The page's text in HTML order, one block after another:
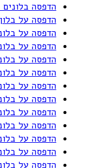
הדפסה בלונים
הדפסה על
הדפסה על
הדפסה על
הדפסה על
הדפסה על
הדפסה על
הדפסה על
הדפסה על
הדפסה על
הדפסה על
הדפסה על
הדפסה על